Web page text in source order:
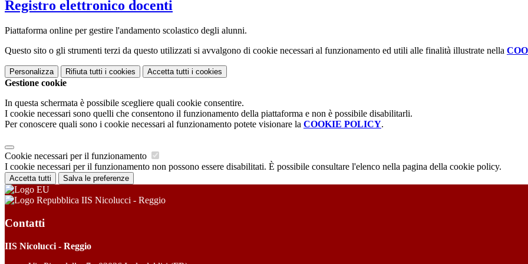
Registro elettronico docenti
Piattaforma online per gestire l'andamento scolastico degli alunni.
Questo sito o gli strumenti terzi da questo utilizzati si avvalgono di cookie necessari al funzionamento ed utili alle finalità illustrate nella
Personalizza Rifiuta tutti i cookies Accetta tutti i cookies
Gestione cookie
In questa schermata è possibile scegliere quali cookie consentire.
I cookie necessari sono quelli che consentono il funzionamento della piattaforma e non è possibile disabilitarli.
Per conoscere quali sono i cookie necessari al funzionamento potete visionare la COOKIE POLICY.
Cookie necessari per il funzionamento
I cookie necessari per il funzionamento non possono essere disabilitati. È possibile consultare l'elenco nella pagina della cookie policy.
Accetta tutti Salva le preferenze
IIS Nicolucci - Reggio
Contatti
IIS Nicolucci - Reggio